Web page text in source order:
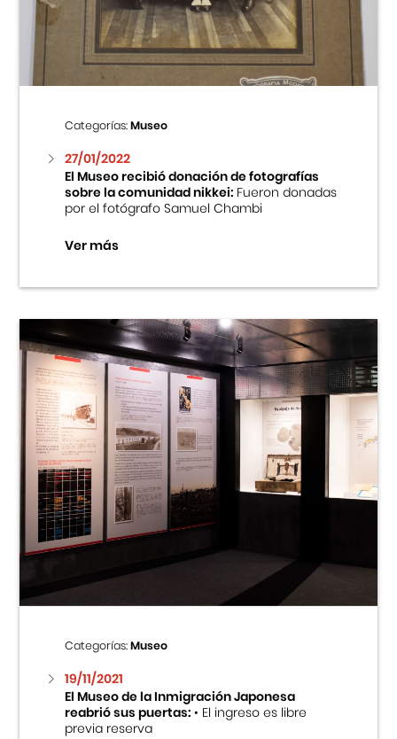
Centro Cultural Peruano Japonés
Museo de la Inmigración Japonesa
Fondo Editorial
Teatro Peruano Japonés
Categorías:Museo
27/01/2022
El Museo recibió donación de fotografías
sobre la comunidad nikkei:Fueron donadas
por el fotógrafo Samuel Chambi
Ver más
Categorías:Museo
19/11/2021
El Museo de la Inmigración Japonesa
reabrió sus puertas:• El ingreso es libre
previa reserva